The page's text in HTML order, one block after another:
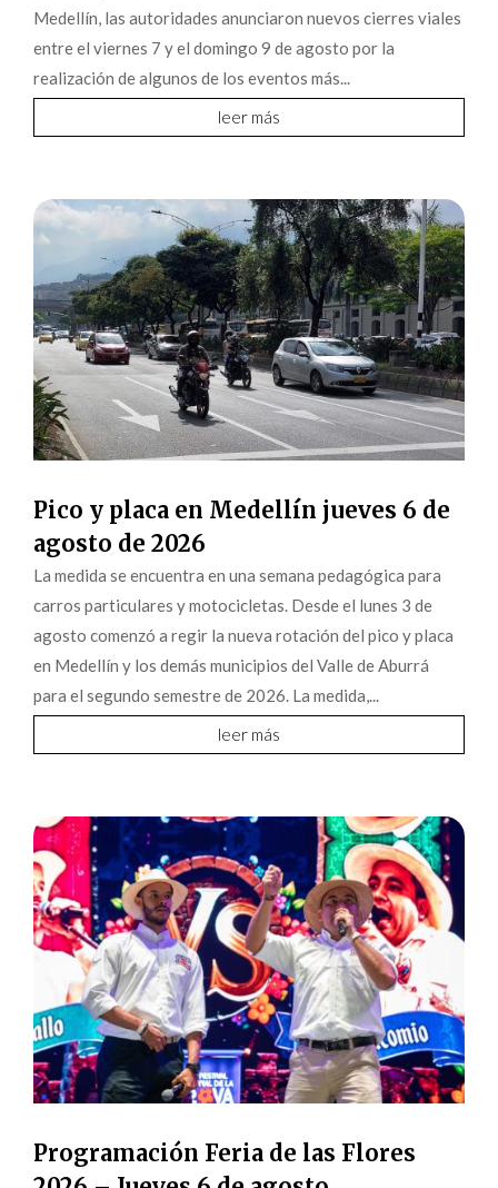
Medellín, las autoridades anunciaron nuevos cierres viales
entre el viernes 7 y el domingo 9 de agosto por la
realización de algunos de los eventos más...
leer más
Pico y placa en Medellín jueves 6 de
agosto de 2026
La medida se encuentra en una semana pedagógica para
carros particulares y motocicletas. Desde el lunes 3 de
agosto comenzó a regir la nueva rotación del pico y placa
en Medellín y los demás municipios del Valle de Aburrá
para el segundo semestre de 2026. La medida,...
leer más
Programación Feria de las Flores